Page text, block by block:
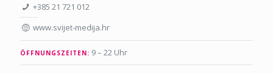
+385 21 721 012
www.svijet-medija.hr
ÖFFNUNGSZEITEN: 9 – 22 Uhr